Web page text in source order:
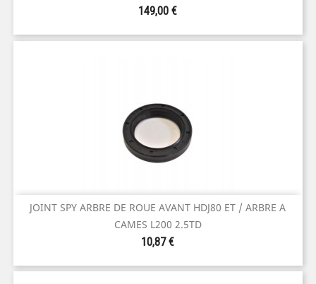
Prix
149,00 €
JOINT SPY ARBRE DE ROUE AVANT HDJ80 ET / ARBRE A
CAMES L200 2.5TD
Prix
10,87 €